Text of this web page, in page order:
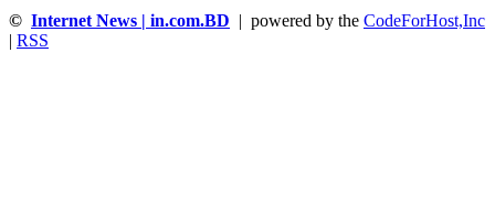
© Internet News | in.com.BD | powered by the CodeForHost,Inc
RSS